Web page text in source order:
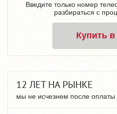
Купить в
Введите только номер
разбираться с
12 ЛЕТ НА РЫНКЕ
мы не исчезнем после оплаты